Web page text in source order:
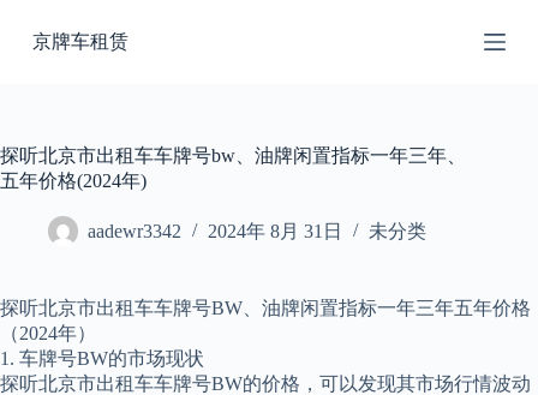
过
京牌车租赁
探听北京市出租车车牌号bw、油牌闲置指标一年三年、
五年价格(2024年)
aadewr3342 2024年 8月 31日 未分类
探听北京市出租车车牌号BW、油牌闲置指标一年三年五年价格
（2024年）
1. 车牌号BW的市场现状
探听北京市出租车车牌号BW的价格，可以发现其市场行情波动